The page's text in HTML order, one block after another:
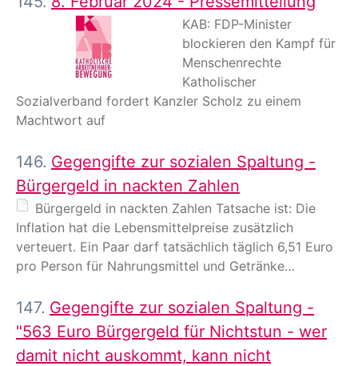
KAB: FDP-Minister
blockieren den Kampf für
Menschenrechte
Katholischer
Sozialverband fordert Kanzler Scholz zu einem
Machtwort auf
146. Gegengifte zur sozialen Spaltung -
Bürgergeld in nackten Zahlen
Bürgergeld in nackten Zahlen Tatsache ist: Die
Inflation hat die Lebensmittelpreise zusätzlich
verteuert. Ein Paar darf tatsächlich täglich 6,51 Euro
pro Person für Nahrungsmittel und Getränke…
147. Gegengifte zur sozialen Spaltung -
"563 Euro Bürgergeld für Nichtstun - wer
damit nicht auskommt, kann nicht